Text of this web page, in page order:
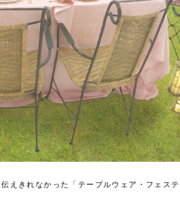
えきれなかった「テーブルウェア・フェス